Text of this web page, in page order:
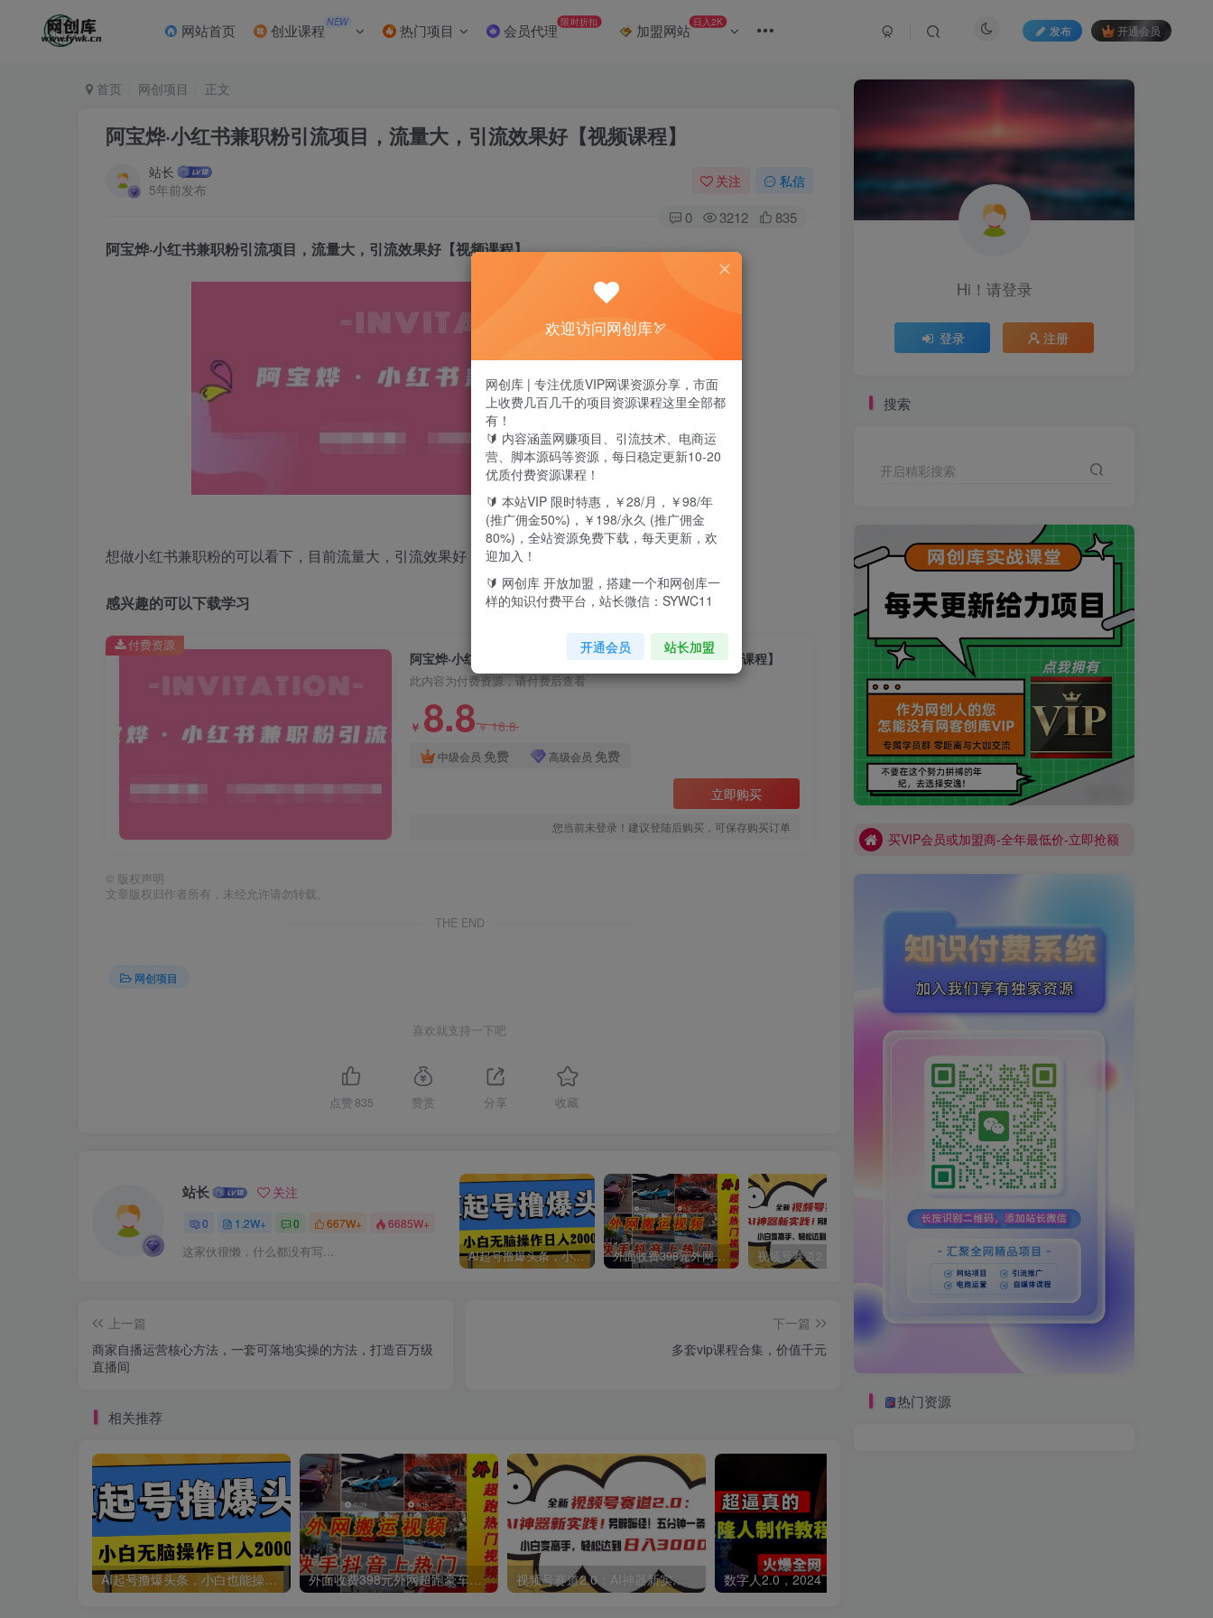
网站首页 创业课程 NEW 热门项目 会员代理 限时折扣 加盟网站 日入2K
发布 开通会员
首页 网创项目 正文
阿宝烨·小红书兼职粉引流项目，流量大，引流效果好【视频课程】
站长
5年前发布
关注 私信
0 3212 835
阿宝烨·小红书兼职粉引流项目，流量大，引流效果好【视频课程】
想做小红书兼职粉的可以看下，目前流量大，引流效果好
感兴趣的可以下载学习
阿宝烨·小红书兼职粉引流项目，流量大，引流效果好【视频课程】
此内容为付费资源，请付费后查看
￥ 8.8￥18.8
中级会员 免费 高级会员 免费
立即购买
您当前未登录！建议登陆后购买，可保存购买订单
付费资源
© 版权声明
文章版权归作者所有，未经允许请勿转载。
THE END
网创项目
喜欢就支持一下吧
点赞 835 赞赏 分享 收藏
站长 关注
0 1.2W+ 0 667W+ 6685W+
这家伙很懒，什么都没有写... AI起号撸爆头条，小白也能操作，日入2000+ 外面收费398元外网超跑豪车汽车视频搬运至快手抖音上热门项目 数字人2.0，2024下半年最火项目，无限免费生成视频，可实现任何场景，用任何形象，任何声音，说任何话，5分钟生成一条原创口播视频。
上一篇
商家自播运营核心方法，一套可落地实操的方法，打造百万级
直播间
下一篇
多套vip课程合集，价值千元
相关推荐
AI起号撸爆头条，小白也能操作，日入2000+ 外面收费398元外网超跑豪车汽车视频搬运至快手抖音上热门项目 视频号赛道2.0：AI神器新实践！另辟蹊径！五分钟一条作品，小白变高手…
Hi！请登录
登录 注册
搜索
开启精彩搜索
买VIP会员或加盟商-全年最低价-立即抢额
网创库-限时优惠 别错过!
买VIP会员或加盟商-全年最低价-立即抢额
网创库-限时优惠 别错过!
热门资源
欢迎访问网创库🏹
网创库 | 专注优质VIP网课资源分享，市面
上收费几百几千的项目资源课程这里全部都
有！
🔰 内容涵盖网赚项目、引流技术、电商运
营、脚本源码等资源，每日稳定更新10-20
优质付费资源课程！
🔰 本站VIP 限时特惠，￥28/月，￥98/年
(推广佣金50%)，￥198/永久 (推广佣金
80%)，全站资源免费下载，每天更新，欢
迎加入！
🔰 网创库 开放加盟，搭建一个和网创库一
样的知识付费平台，站长微信：SYWC11
开通会员 站长加盟